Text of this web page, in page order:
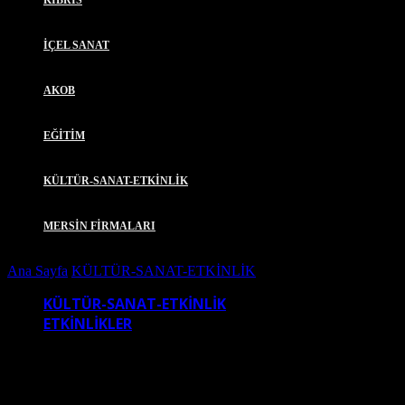
İÇEL SANAT
AKOB
EĞİTİM
KÜLTÜR-SANAT-ETKİNLİK
MERSİN FİRMALARI
Ana Sayfa KÜLTÜR-SANAT-ETKİNLİK
KÜLTÜR-SANAT-ETKİNLİK
ETKİNLİKLER